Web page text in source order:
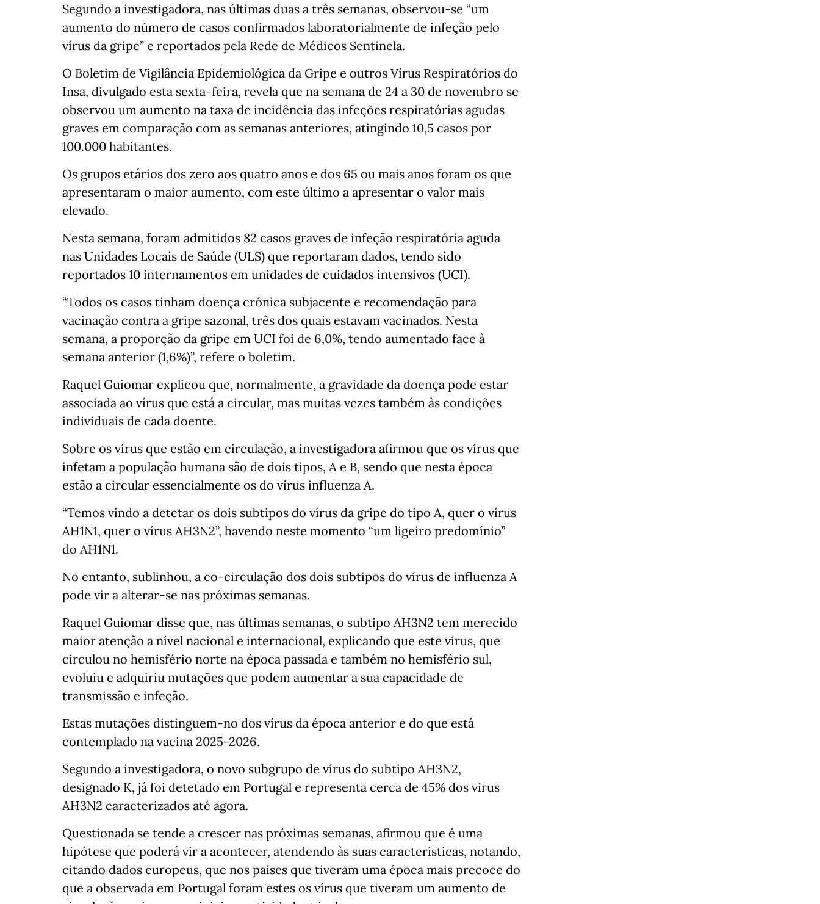
Segundo a investigadora, nas últimas duas a três semanas, observou-se “um
aumento do número de casos confirmados laboratorialmente de infeção pelo
vírus da gripe” e reportados pela Rede de Médicos Sentinela.
O Boletim de Vigilância Epidemiológica da Gripe e outros Vírus Respiratórios do
Insa, divulgado esta sexta-feira, revela que na semana de 24 a 30 de novembro se
observou um aumento na taxa de incidência das infeções respiratórias agudas
graves em comparação com as semanas anteriores, atingindo 10,5 casos por
100.000 habitantes.
Os grupos etários dos zero aos quatro anos e dos 65 ou mais anos foram os que
apresentaram o maior aumento, com este último a apresentar o valor mais
elevado.
Nesta semana, foram admitidos 82 casos graves de infeção respiratória aguda
nas Unidades Locais de Saúde (ULS) que reportaram dados, tendo sido
reportados 10 internamentos em unidades de cuidados intensivos (UCI).
“Todos os casos tinham doença crónica subjacente e recomendação para
vacinação contra a gripe sazonal, três dos quais estavam vacinados. Nesta
semana, a proporção da gripe em UCI foi de 6,0%, tendo aumentado face à
semana anterior (1,6%)”, refere o boletim.
Raquel Guiomar explicou que, normalmente, a gravidade da doença pode estar
associada ao vírus que está a circular, mas muitas vezes também às condições
individuais de cada doente.
Sobre os vírus que estão em circulação, a investigadora afirmou que os vírus que
infetam a população humana são de dois tipos, A e B, sendo que nesta época
estão a circular essencialmente os do vírus influenza A.
“Temos vindo a detetar os dois subtipos do vírus da gripe do tipo A, quer o vírus
AH1N1, quer o vírus AH3N2”, havendo neste momento “um ligeiro predomínio”
do AH1N1.
No entanto, sublinhou, a co-circulação dos dois subtipos do vírus de influenza A
pode vir a alterar-se nas próximas semanas.
Raquel Guiomar disse que, nas últimas semanas, o subtipo AH3N2 tem merecido
maior atenção a nível nacional e internacional, explicando que este vírus, que
circulou no hemisfério norte na época passada e também no hemisfério sul,
evoluiu e adquiriu mutações que podem aumentar a sua capacidade de
transmissão e infeção.
Estas mutações distinguem-no dos vírus da época anterior e do que está
contemplado na vacina 2025-2026.
Segundo a investigadora, o novo subgrupo de vírus do subtipo AH3N2,
designado K, já foi detetado em Portugal e representa cerca de 45% dos vírus
AH3N2 caracterizados até agora.
Questionada se tende a crescer nas próximas semanas, afirmou que é uma
hipótese que poderá vir a acontecer, atendendo às suas características, notando,
citando dados europeus, que nos países que tiveram uma época mais precoce do
que a observada em Portugal foram estes os vírus que tiveram um aumento de